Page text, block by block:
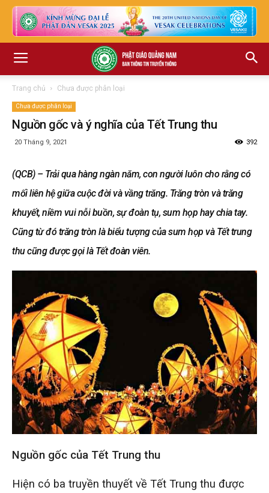
Trang chủ Chưa được phân loại
Chưa được phân loại
Nguồn gốc và ý nghĩa của Tết Trung thu
20 Tháng 9, 2021 392
(QCB) – Trải qua hàng ngàn năm, con người luôn cho rằng có
mối liên hệ giữa cuộc đời và vầng trăng. Trăng tròn và trăng
khuyết, niềm vui nỗi buồn, sự đoàn tụ, sum họp hay chia tay.
Cũng từ đó trăng tròn là biểu tượng của sum họp và Tết trung
thu cũng được gọi là Tết đoàn viên.
Nguồn gốc của Tết Trung thu
Hiện có ba truyền thuyết về Tết Trung thu được